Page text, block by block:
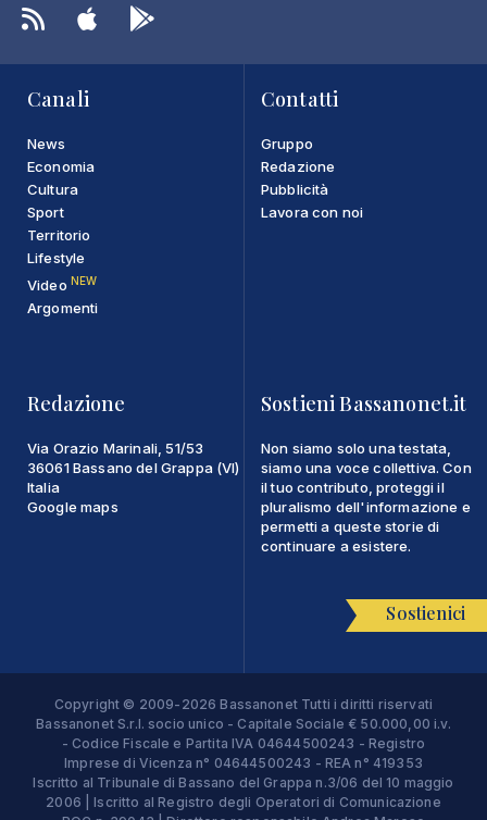
Canali
News
Economia
Cultura
Sport
Territorio
Lifestyle
Video NEW
Argomenti
Contatti
Gruppo
Redazione
Pubblicità
Lavora con noi
Redazione
Via Orazio Marinali, 51/53
36061 Bassano del Grappa (VI)
Italia
Google maps
Sostieni Bassanonet.it
Non siamo solo una testata,
siamo una voce collettiva. Con
il tuo contributo, proteggi il
pluralismo dell'informazione e
permetti a queste storie di
continuare a esistere.
Sostienici
Copyright © 2009-2026 Bassanonet Tutti i diritti riservati
Bassanonet S.r.l. socio unico - Capitale Sociale € 50.000,00 i.v.
- Codice Fiscale e Partita IVA 04644500243 - Registro
Imprese di Vicenza n° 04644500243 - REA n° 419353
Iscritto al Tribunale di Bassano del Grappa n.3/06 del 10 maggio
2006 | Iscritto al Registro degli Operatori di Comunicazione